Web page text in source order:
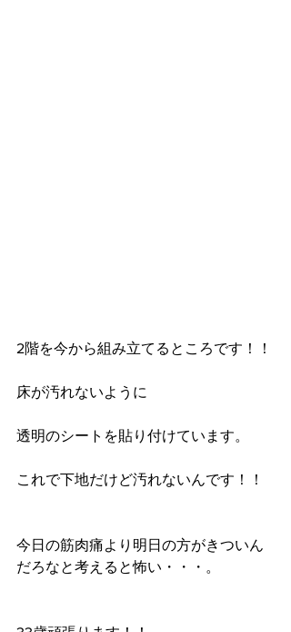
2階を今から組み立てるところです！！
床が汚れないように
透明のシートを貼り付けています。
これで下地だけど汚れないんです！！
今日の筋肉痛より明日の方がきついん
だろなと考えると怖い・・・。